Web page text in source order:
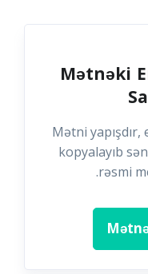
Mətnəki
Mətni
kopyalayıb
rəsmi